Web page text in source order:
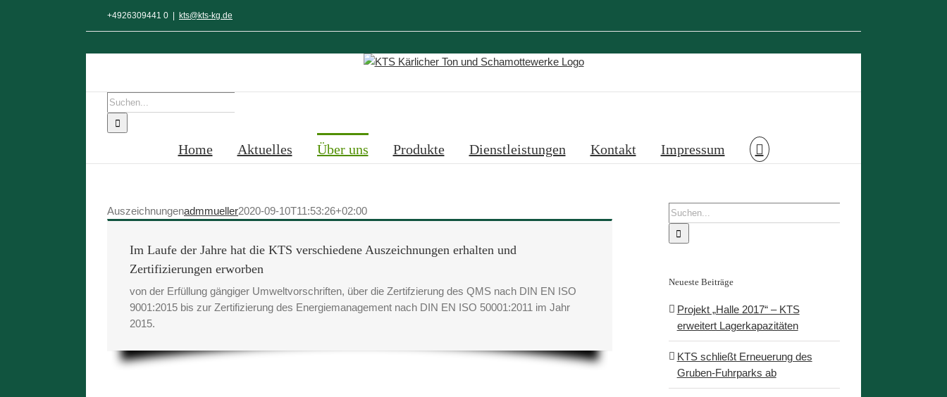
+4926309441 0 kts@kts-kg.de
Suche
nach:
Home Aktuelles Über uns Produkte Dienstleistungen Kontakt Impressum
Auszeichnungenadmmueller2020-09-10T11:53:26+02:00
Im Laufe der Jahre hat die KTS verschiedene Auszeichnungen erhalten und
Zertifizierungen erworben
von der Erfüllung gängiger Umweltvorschriften, über die Zertifzierung des QMS nach DIN EN ISO
9001:2015 bis zur Zertifizierung des Energiemanagement nach DIN EN ISO 50001:2011 im Jahr
2015.
Suche
nach:
Neueste Beiträge
Projekt „Halle 2017“ – KTS
erweitert Lagerkapazitäten
KTS schließt Erneuerung des
Gruben-Fuhrparks ab